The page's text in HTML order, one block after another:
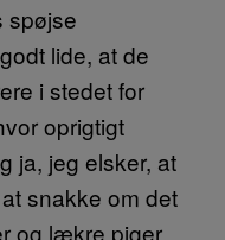
spøjse
lide, at de
i stedet for
oprigtigt
ja, jeg elsker, at
snakke om det
og lækre piger